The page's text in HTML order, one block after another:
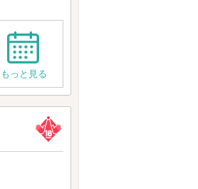
もっと見る